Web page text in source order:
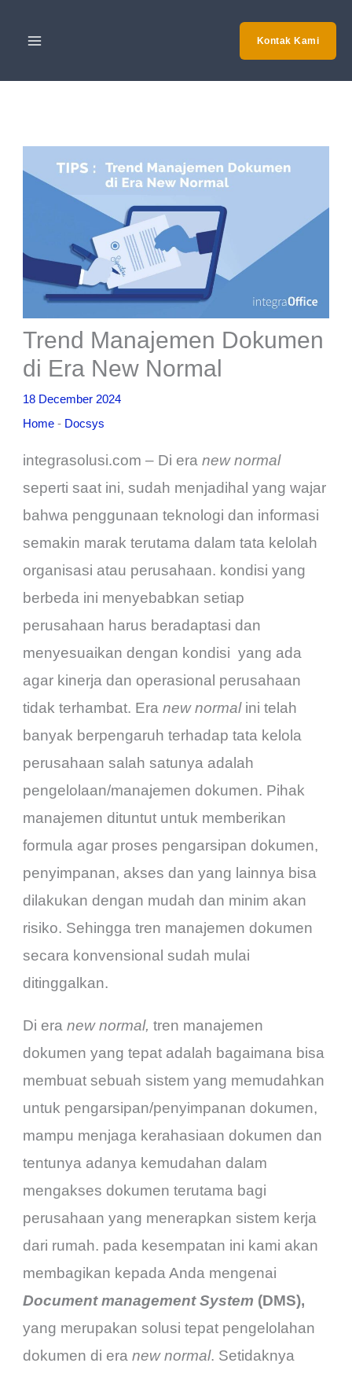
Kontak Kami
Trend Manajemen Dokumen
di Era New Normal
18 December 2024
Home - Docsys
integrasolusi.com – Di eranew normal
seperti saat ini, sudah menjadihal yang wajar
bahwa penggunaan teknologi dan informasi
semakin marak terutama dalam tata kelolah
organisasi atau perusahaan. kondisi yang
berbeda ini menyebabkan setiap
perusahaan harus beradaptasi dan
menyesuaikan dengan kondisi yang ada
agar kinerja dan operasional perusahaan
tidak terhambat. Eranew normal ini telah
banyak berpengaruh terhadap tata kelola
perusahaan salah satunya adalah
pengelolaan/manajemen dokumen. Pihak
manajemen dituntut untuk memberikan
formula agar proses pengarsipan dokumen,
penyimpanan, akses dan yang lainnya bisa
dilakukan dengan mudah dan minim akan
risiko. Sehingga tren manajemen dokumen
secara konvensional sudah mulai
ditinggalkan.
Di eranew normal,tren manajemen
dokumen yang tepat adalah bagaimana bisa
membuat sebuah sistem yang memudahkan
untuk pengarsipan/penyimpanan dokumen,
mampu menjaga kerahasiaan dokumen dan
tentunya adanya kemudahan dalam
mengakses dokumen terutama bagi
perusahaan yang menerapkan sistem kerja
dari rumah. pada kesempatan ini kami akan
membagikan kepada Anda mengenai
Document management System (DMS),
yang merupakan solusi tepat pengelolahan
dokumen di eranew normal. Setidaknya